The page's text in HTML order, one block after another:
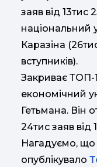
заяв від 13тис
національний
Каразіна
вступників).
Закриває ТОП-
економічний
Гетьмана. Він
24тис заяв від
Нагадуємо,
опублікувало